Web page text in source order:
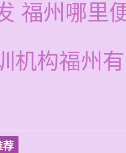
福州哪里
机构福州
荐